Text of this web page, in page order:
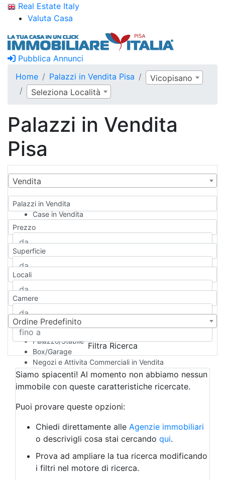
Real Estate Italy
Valuta Casa
Pubblica Annunci
Home
Palazzi in Vendita Pisa
Vicopisano
Seleziona Località
Palazzi in Vendita
Pisa
Vendita
Palazzi in Vendita
Case in Vendita
Qualsiasi
Appartamento
Casa indipendente
Casa Semi-indipendente
Attico/Mansarda
Rustico/Casale
Camera d'Albergo
Multiproprietà
Palazzo/Stabile
Box/Garage
Negozi e Attivita Commerciali in Vendita
Qualsiasi
Attività/Licenza Commerciale
Azienda Agricola
Bar/Ristorante
Albergo
Laboratorio Artigianale
Negozio/locale commerciale
Agriturismo
Magazzini
Prezzo
Superficie
Locali
Camere
Ordine Predefinito
Filtra Ricerca
Siamo spiacenti! Al momento non abbiamo nessun
immobile con queste caratteristiche ricercate.
Puoi provare queste opzioni:
Chiedi direttamente alle Agenzie immobiliari
o descrivigli cosa stai cercando qui.
Prova ad ampliare la tua ricerca modificando
i filtri nel motore di ricerca.